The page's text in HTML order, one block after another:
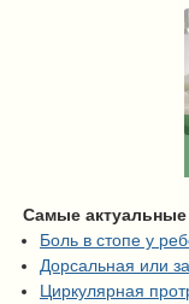
Самые
Боль в стопе у
Дорсальная или
Циркулярная